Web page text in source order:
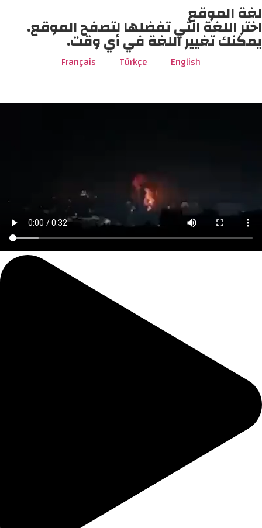
لغة الموقع
اختر اللغة التي تفضلها لتصفح الموقع.
يمكنك تغيير اللغة في أي وقت.
English
Türkçe
Français